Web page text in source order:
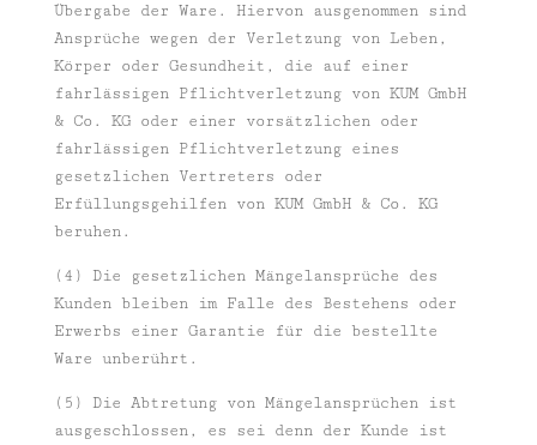
Übergabe der Ware. Hiervon ausgenommen sind
Ansprüche wegen der Verletzung von Leben,
Körper oder Gesundheit, die auf einer
fahrlässigen Pflichtverletzung von KUM GmbH
& Co. KG oder einer vorsätzlichen oder
fahrlässigen Pflichtverletzung eines
gesetzlichen Vertreters oder
Erfüllungsgehilfen von KUM GmbH & Co. KG
beruhen.
(4) Die gesetzlichen Mängelansprüche des
Kunden bleiben im Falle des Bestehens oder
Erwerbs einer Garantie für die bestellte
Ware unberührt.
(5) Die Abtretung von Mängelansprüchen ist
ausgeschlossen, es sei denn der Kunde ist